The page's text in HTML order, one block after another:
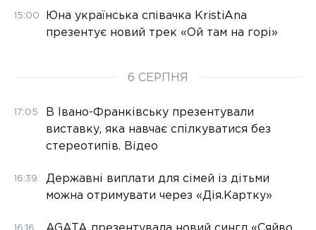
15:00
Юна українська співачка KristiAna
презентує новий трек «Ой там на горі»
6 СЕРПНЯ
17:05
В Івано-Франківську презентували
виставку, яка навчає спілкуватися без
стереотипів. Відео
16:39
Державні виплати для сімей із дітьми
можна отримувати через «Дія.Картку»